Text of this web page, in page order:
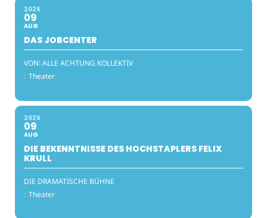
2026
09
AUG
DAS JOBCENTER
VON: ALLE ACHTUNG KOLLEKTIV
: Theater
2026
09
AUG
DIE BEKENNTNISSE DES HOCHSTAPLERS FELIX
KRULL
DIE DRAMATISCHE BÜHNE
: Theater